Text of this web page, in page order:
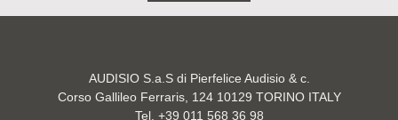
AUDISIO S.a.S di Pierfelice Audisio & c.
Corso Gallileo Ferraris, 124 10129 TORINO ITALY
Tel. +39 011 568 36 98